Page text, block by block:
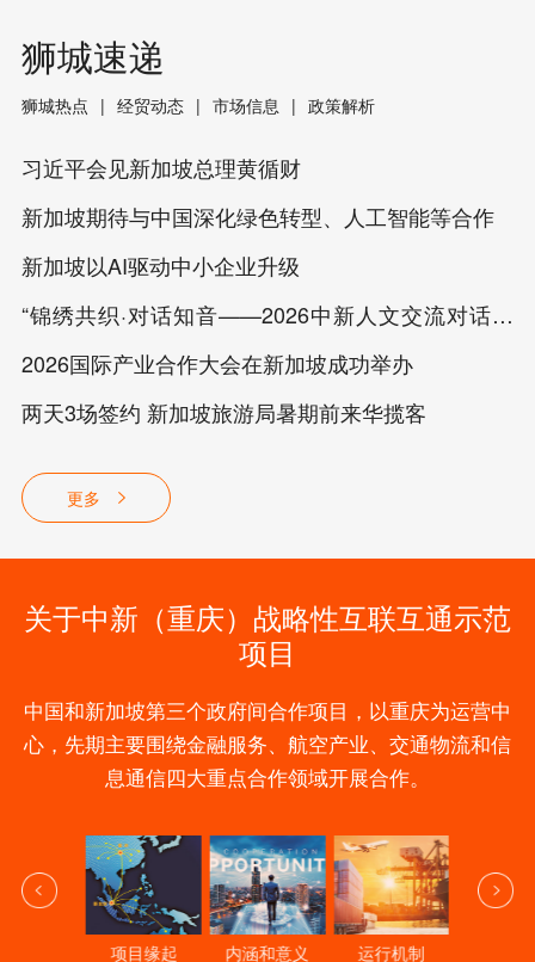
狮城速递
狮城热点 经贸动态 市场信息 政策解析
习近平会见新加坡总理黄循财
新加坡期待与中国深化绿色转型、人工智能等合作
新加坡以AI驱动中小企业升级
“锦绣共织·对话知音——2026中新人文交流对话论
坛”在新加坡举行
2026国际产业合作大会在新加坡成功举办
两天3场签约 新加坡旅游局暑期前来华揽客
更多
关于中新（重庆）战略性互联互通示范
项目
中国和新加坡第三个政府间合作项目，以重庆为运营中
心，先期主要围绕金融服务、航空产业、交通物流和信
息通信四大重点合作领域开展合作。
项目缘起 内涵和意义 运行机制